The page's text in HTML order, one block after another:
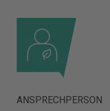
ANSPRECHPERSON